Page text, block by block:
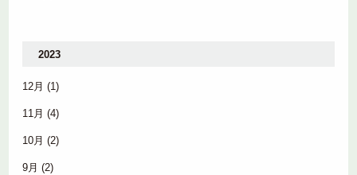
2023
12月 (1)
11月 (4)
10月 (2)
9月 (2)